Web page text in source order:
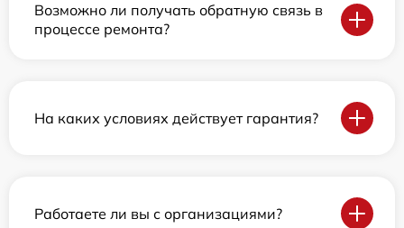
Возможно ли получать обратную связь в
процессе ремонта?
На каких условиях действует гарантия?
Работаете ли вы с организациями?